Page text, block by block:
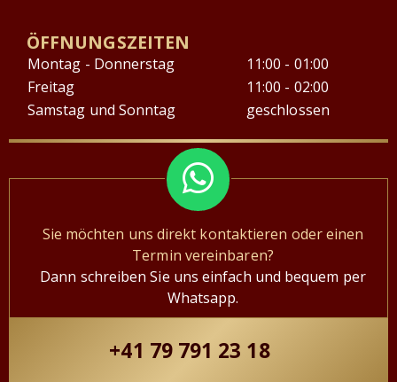
ÖFFNUNGSZEITEN
Montag - Donnerstag
11:00 - 01:00
Freitag
11:00 - 02:00
Samstag und Sonntag
geschlossen
Sie möchten uns direkt kontaktieren oder einen
Termin vereinbaren?
Dann schreiben Sie uns einfach und bequem per
Whatsapp.
+41 79 791 23 18